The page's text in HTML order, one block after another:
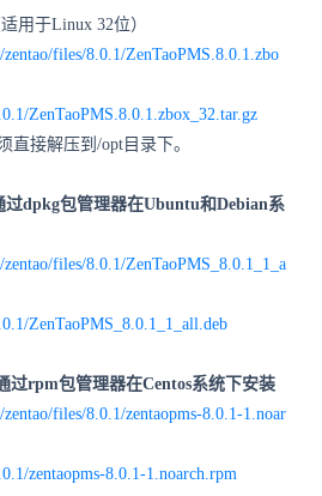
用于Linux 32位）
zentao/files/8.0.1/ZenTaoPMS.8.0.1.zbo
ZenTaoPMS.8.0.1.zbox_32.tar.gz
直接解压到/opt目录下。
过dpkg包管理器在Ubuntu和Debian系
files/8.0.1/ZenTaoPMS_8.0.1_1_a
ZenTaoPMS_8.0.1_1_all.deb
过rpm包管理器在Centos系统下安装
files/8.0.1/zentaopms-8.0.1-1.noar
zentaopms-8.0.1-1.noarch.rpm